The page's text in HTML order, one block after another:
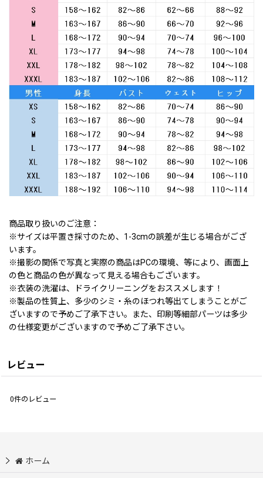
商品取り扱いのご注意：
※サイズは平置き採寸のため、1-3cmの誤差が生じる場合がござ
います。
※撮影の関係で写真と実際の商品はPCの環境、等により、画面上
の色と商品の色が異なって見える場合もございます。
※衣装の洗濯は、ドライクリーニングをおススメします！
※製品の性質上、多少のシミ・糸のほつれ等出てしまうことがご
ざいますので予めご了承下さい。また、印刷等細部パーツは多少
の仕様変更がございますので予めご了承下さい。
レビュー
0件のレビュー
ホーム